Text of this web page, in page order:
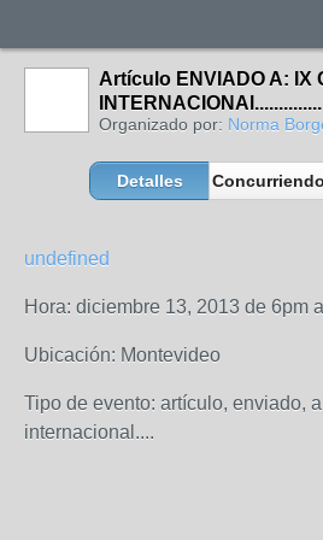
Artículo ENVIADO A: IX
INTERNACIONAl..............
Organizado por: Norma
Detalles Concurriendo
undefined
Hora: diciembre 13, 2013 de 6pm
Ubicación: Montevideo
Tipo de evento: artículo, enviado,
internacional....